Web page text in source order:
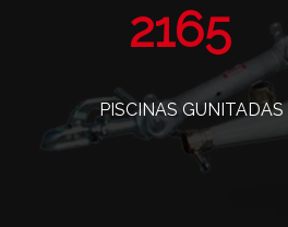
3488
PISCINAS GUNITADAS